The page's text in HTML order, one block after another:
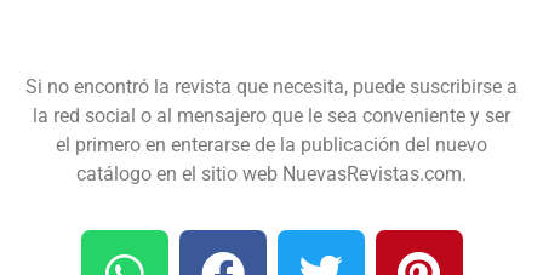
Si no encontró la revista que necesita, puede suscribirse a
la red social o al mensajero que le sea conveniente y ser
el primero en enterarse de la publicación del nuevo
catálogo en el sitio web NuevasRevistas.com.